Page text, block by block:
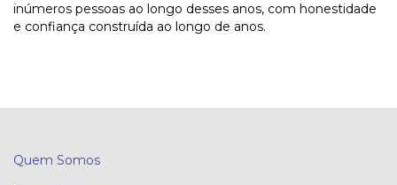
inúmeros pessoas ao longo desses anos, com honestidade
e confiança construída ao longo de anos.
Quem Somos